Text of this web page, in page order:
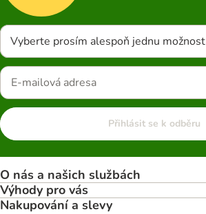
Vyberte prosím alespoň jednu možnost
Přihlásit se k odběru
O nás a našich službách
Výhody pro vás
Nakupování a slevy